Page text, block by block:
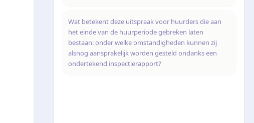
Wat betekent deze uitspraak voor huurders die aan
het einde van de huurperiode gebreken laten
bestaan: onder welke omstandigheden kunnen zij
alsnog aansprakelijk worden gesteld ondanks een
ondertekend inspectierapport?